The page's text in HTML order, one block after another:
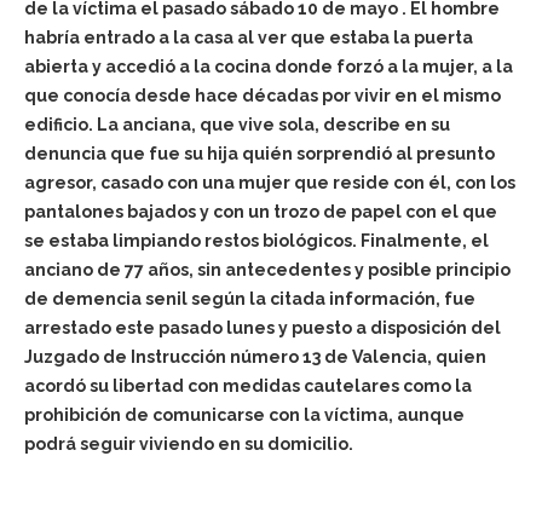
de la víctima el pasado sábado 10 de mayo . El hombre
habría entrado a la casa al ver que estaba la puerta
abierta y accedió a la cocina donde forzó a la mujer, a la
que conocía desde hace décadas por vivir en el mismo
edificio. La anciana, que vive sola, describe en su
denuncia que fue su hija quién sorprendió al presunto
agresor, casado con una mujer que reside con él, con los
pantalones bajados y con un trozo de papel con el que
se estaba limpiando restos biológicos. Finalmente, el
anciano de 77 años, sin antecedentes y posible principio
de demencia senil según la citada información, fue
arrestado este pasado lunes y puesto a disposición del
Juzgado de Instrucción número 13 de Valencia, quien
acordó su libertad con medidas cautelares como la
prohibición de comunicarse con la víctima, aunque
podrá seguir viviendo en su domicilio.